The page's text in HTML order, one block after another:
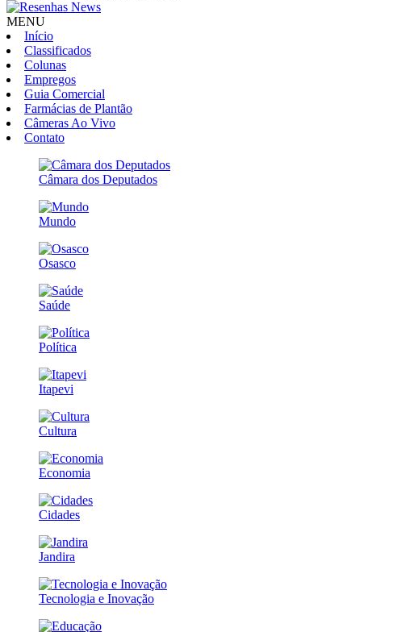
MENU
Início
Classificados
Colunas
Empregos
Guia Comercial
Farmácias de Plantão
Câmeras Ao Vivo
Contato
Câmara dos Deputados
Mundo
Osasco
Saúde
Política
Itapevi
Cultura
Economia
Cidades
Jandira
Tecnologia e Inovação